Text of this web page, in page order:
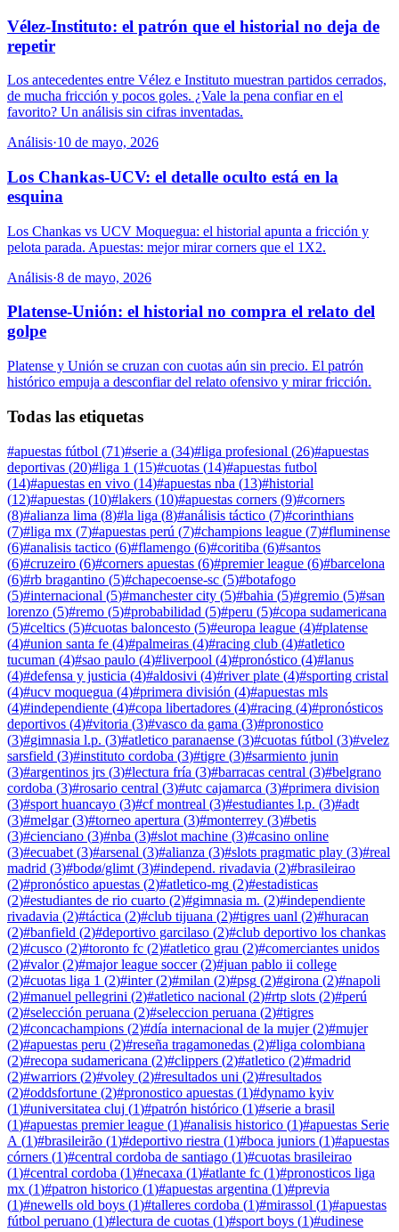
Vélez-Instituto: el patrón que el historial no deja de
repetir
Los antecedentes entre Vélez e Instituto muestran partidos cerrados,
de mucha fricción y pocos goles. ¿Vale la pena confiar en el
favorito? Un análisis sin cifras inventadas.
Análisis·10 de mayo, 2026
Los Chankas-UCV: el detalle oculto está en la
esquina
Los Chankas vs UCV Moquegua: el historial apunta a fricción y
pelota parada. Apuestas: mejor mirar corners que el 1X2.
Análisis·8 de mayo, 2026
Platense-Unión: el historial no compra el relato del
golpe
Platense y Unión se cruzan con cuotas aún sin precio. El patrón
histórico empuja a desconfiar del relato ofensivo y mirar fricción.
Todas las etiquetas
#apuestas fútbol (71)#serie a (34)#liga profesional (26)#apuestas
deportivas (20)#liga 1 (15)#cuotas (14)#apuestas futbol
(14)#apuestas en vivo (14)#apuestas nba (13)#historial
(12)#apuestas (10)#lakers (10)#apuestas corners (9)#corners
(8)#alianza lima (8)#la liga (8)#análisis táctico (7)#corinthians
(7)#liga mx (7)#apuestas perú (7)#champions league (7)#fluminense
(6)#analisis tactico (6)#flamengo (6)#coritiba (6)#santos
(6)#cruzeiro (6)#corners apuestas (6)#premier league (6)#barcelona
(6)#rb bragantino (5)#chapecoense-sc (5)#botafogo
(5)#internacional (5)#manchester city (5)#bahia (5)#gremio (5)#san
lorenzo (5)#remo (5)#probabilidad (5)#peru (5)#copa sudamericana
(5)#celtics (5)#cuotas baloncesto (5)#europa league (4)#platense
(4)#union santa fe (4)#palmeiras (4)#racing club (4)#atletico
tucuman (4)#sao paulo (4)#liverpool (4)#pronóstico (4)#lanus
(4)#defensa y justicia (4)#aldosivi (4)#river plate (4)#sporting cristal
(4)#ucv moquegua (4)#primera división (4)#apuestas mls
(4)#independiente (4)#copa libertadores (4)#racing (4)#pronósticos
deportivos (4)#vitoria (3)#vasco da gama (3)#pronostico
(3)#gimnasia l.p. (3)#atletico paranaense (3)#cuotas fútbol (3)#velez
sarsfield (3)#instituto cordoba (3)#tigre (3)#sarmiento junin
(3)#argentinos jrs (3)#lectura fría (3)#barracas central (3)#belgrano
cordoba (3)#rosario central (3)#utc cajamarca (3)#primera division
(3)#sport huancayo (3)#cf montreal (3)#estudiantes l.p. (3)#adt
(3)#melgar(3)#torneo apertura (3)#monterrey (3)#betis
(3)#cienciano (3)#nba (3)#slot machine (3)#casino online
(3)#ecuabet (3)#arsenal (3)#alianza (3)#slots pragmatic play (3)#real
madrid (3)#bodø/glimt (3)#independ. rivadavia (2)#brasileirao
(2)#pronóstico apuestas (2)#atletico-mg (2)#estadisticas
(2)#estudiantes de rio cuarto (2)#gimnasia m. (2)#independiente
rivadavia (2)#táctica (2)#club tijuana (2)#tigres uanl (2)#huracan
(2)#banfield (2)#deportivo garcilaso (2)#club deportivo los chankas
(2)#cusco (2)#toronto fc (2)#atletico grau (2)#comerciantes unidos
(2)#valor(2)#major league soccer(2)#juan pablo ii college
(2)#cuotas liga 1 (2)#inter(2)#milan (2)#psg (2)#girona (2)#napoli
(2)#manuel pellegrini (2)#atletico nacional (2)#rtp slots (2)#perú
(2)#selección peruana (2)#seleccion peruana (2)#tigres
(2)#concachampions (2)#día internacional de la mujer(2)#mujer
(2)#apuestas peru (2)#reseña tragamonedas (2)#liga colombiana
(2)#recopa sudamericana (2)#clippers (2)#atletico (2)#madrid
(2)#warriors (2)#voley (2)#resultados uni (2)#resultados
(2)#oddsfortune (2)#pronostico apuestas (1)#dynamo kyiv
(1)#universitatea cluj (1)#patrón histórico (1)#serie a brasil
(1)#apuestas premier league (1)#analisis historico (1)#apuestas Serie
A (1)#brasileirão (1)#deportivo riestra (1)#boca juniors (1)#apuestas
córners (1)#central cordoba de santiago (1)#cuotas brasileirao
(1)#central cordoba (1)#necaxa (1)#atlante fc (1)#pronosticos liga
mx (1)#patron historico (1)#apuestas argentina (1)#previa
(1)#newells old boys (1)#talleres cordoba (1)#mirassol (1)#apuestas
fútbol peruano (1)#lectura de cuotas (1)#sport boys (1)#udinese